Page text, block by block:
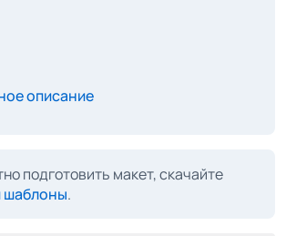
описание
подготовить макет, скачайте
шаблоны.